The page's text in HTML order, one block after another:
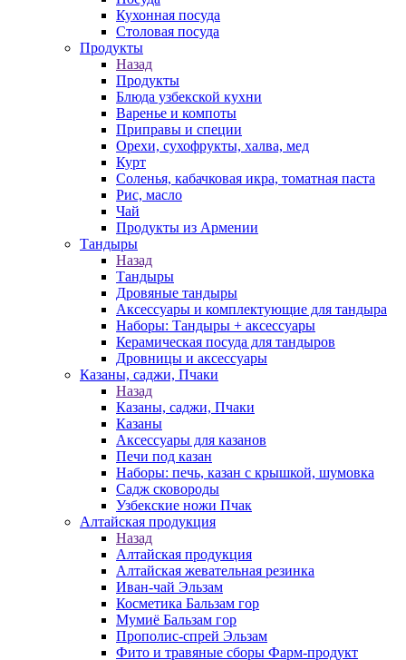
Кухонная посуда
Столовая посуда
Продукты
Назад
Продукты
Блюда узбекской кухни
Варенье и компоты
Приправы и специи
Орехи, сухофрукты, халва, мед
Курт
Соленья, кабачковая икра, томатная паста
Рис, масло
Чай
Продукты из Армении
Тандыры
Назад
Тандыры
Дровяные тандыры
Аксессуары и комплектующие для тандыра
Наборы: Тандыры + аксессуары
Керамическая посуда для тандыров
Дровницы и аксессуары
Казаны, саджи, Пчаки
Назад
Казаны, саджи, Пчаки
Казаны
Аксессуары для казанов
Печи под казан
Наборы: печь, казан с крышкой, шумовка
Садж сковороды
Узбекские ножи Пчак
Алтайская продукция
Назад
Алтайская продукция
Алтайская жевательная резинка
Иван-чай Эльзам
Косметика Бальзам гор
Мумиё Бальзам гор
Прополис-спрей Эльзам
Фито и травяные сборы Фарм-продукт